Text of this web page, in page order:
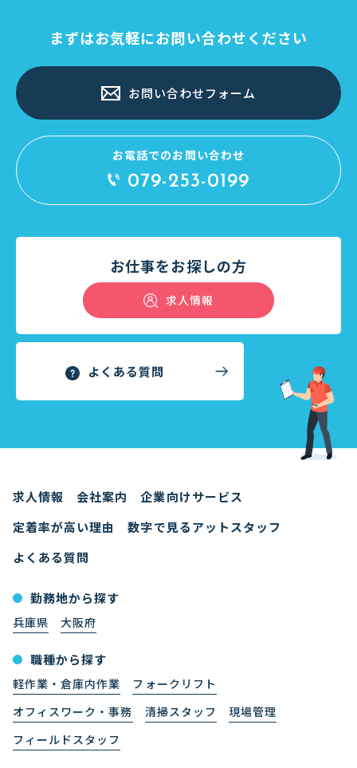
まずはお気軽にお問い合わせください
お問い合わせフォーム
お電話でのお問い合わせ
079-253-0199
お仕事をお探しの方
求人情報
よくある質問
求人情報 会社案内
企業向けサービス
定着率が高い理由
数字で見るアットスタッフ
よくある質問
勤務地から探す
兵庫県 大阪府
職種から探す
軽作業・倉庫内作業
フォークリフト
オフィスワーク・事務
清掃スタッフ
現場管理
フィールドスタッフ